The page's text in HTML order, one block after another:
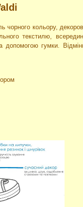
чорного кольору,
текстилю,
допомогою гумки.